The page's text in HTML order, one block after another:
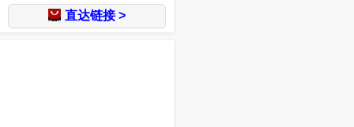
直达链接 >